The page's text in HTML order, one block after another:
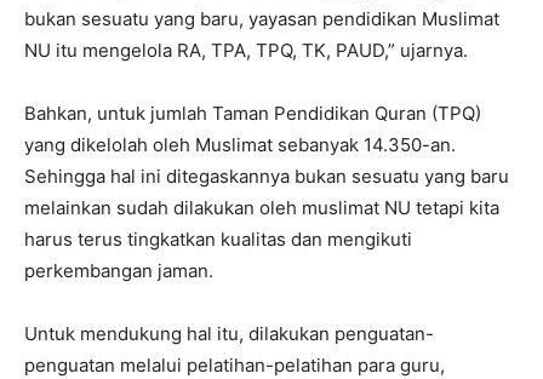
bukan sesuatu yang baru, yayasan pendidikan Muslimat
NU itu mengelola RA, TPA, TPQ, TK, PAUD,” ujarnya.
Bahkan, untuk jumlah Taman Pendidikan Quran (TPQ)
yang dikelolah oleh Muslimat sebanyak 14.350-an.
Sehingga hal ini ditegaskannya bukan sesuatu yang baru
melainkan sudah dilakukan oleh muslimat NU tetapi kita
harus terus tingkatkan kualitas dan mengikuti
perkembangan jaman.
Untuk mendukung hal itu, dilakukan penguatan-
penguatan melalui pelatihan-pelatihan para guru,